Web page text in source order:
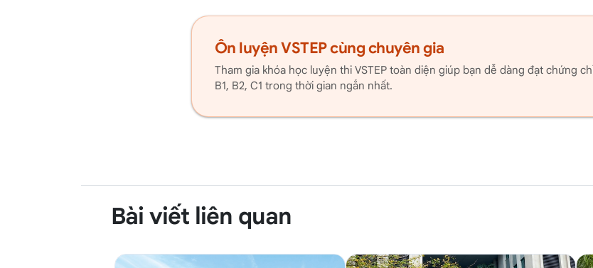
Ôn luyện VSTEP cùng chuyên gia
Tham gia khóa học luyện thi VSTEP toàn diện giúp bạn dễ dàng đạt chứng
B1, B2, C1 trong thời gian ngắn nhất.
Bài viết liên quan